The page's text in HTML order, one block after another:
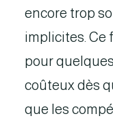
encore trop
implicites.
pour
coûteux dès
que les